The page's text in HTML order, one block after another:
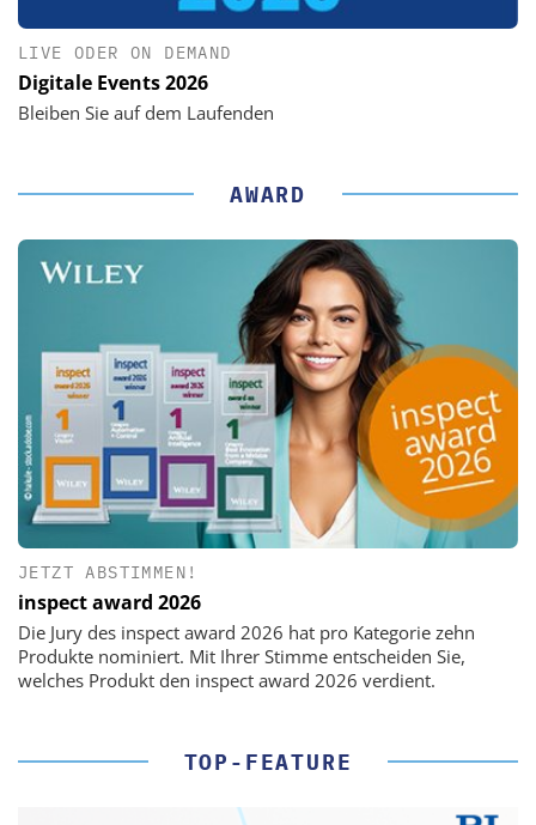
LIVE ODER ON DEMAND
Digitale Events 2026
Bleiben Sie auf dem Laufenden
AWARD
JETZT ABSTIMMEN!
inspect award 2026
Die Jury des inspect award 2026 hat pro Kategorie zehn
Produkte nominiert. Mit Ihrer Stimme entscheiden Sie,
welches Produkt den inspect award 2026 verdient.
TOP-FEATURE